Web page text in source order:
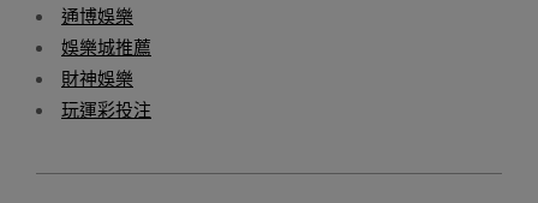
通博娛樂
娛樂城推薦
財神娛樂
玩運彩投注